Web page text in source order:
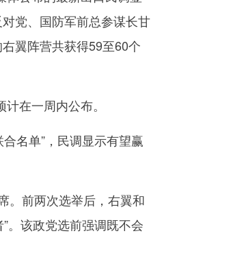
党、国防军前总参谋长甘
翼阵营共获得59至60个
在一周内公布。
名单”，民调显示有望赢
前两次选举后，右翼和
。该政党选前强调既不会